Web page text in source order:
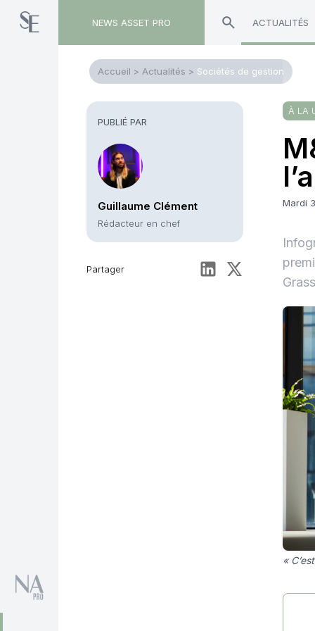
NEWS ASSET PRO ACTUALITÉS
Accueil > Actualités > Sociétés de gestion
PUBLIÉ PAR
Guillaume Clément
Rédacteur en chef
Partager
À LA
Mardi
«